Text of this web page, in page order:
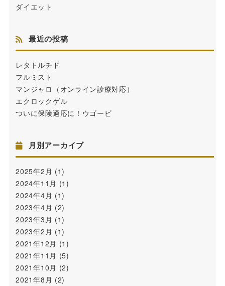
ダイエット
最近の投稿
レタトルチド
フルミスト
マンジャロ（オンライン診療対応）
エクロックゲル
ついに保険適応に！ウゴービ
月別アーカイブ
2025年2月 (1)
2024年11月 (1)
2024年4月 (1)
2023年4月 (2)
2023年3月 (1)
2023年2月 (1)
2021年12月 (1)
2021年11月 (5)
2021年10月 (2)
2021年8月 (2)